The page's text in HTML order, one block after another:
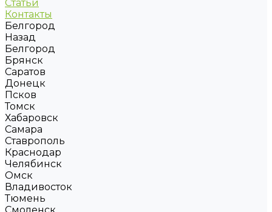
Статьи
Контакты
Белгород
Назад
Белгород
Брянск
Саратов
Донецк
Псков
Томск
Хабаровск
Самара
Ставрополь
Краснодар
Челябинск
Омск
Владивосток
Тюмень